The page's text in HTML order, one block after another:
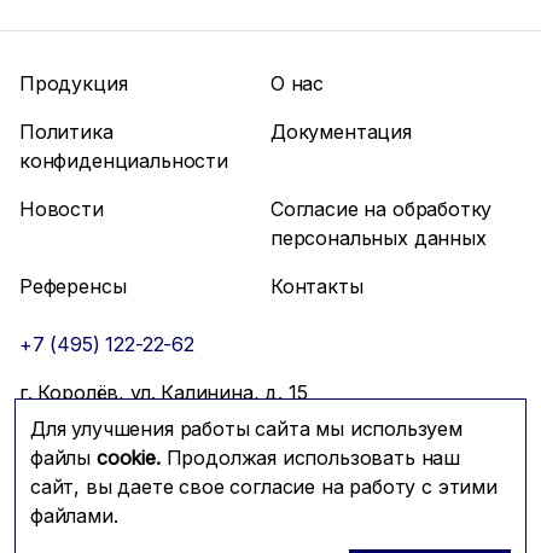
Для улучшения работы сайта мы используем
файлы cookie.Продолжая использовать наш
сайт, вы даете свое согласие на работу с этими
файлами.
Продукция
О нас
Политика
конфиденциальности
Документация
Новости
Согласие на обработку
персональных данных
Референсы
Контакты
+7 (495) 122-22-62
г. Королёв, ул. Калинина, д. 15
info@mfmc.ru
Связаться с нами